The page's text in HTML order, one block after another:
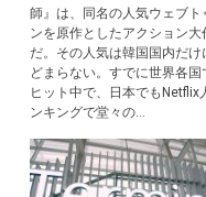
師』は、同名の人気ウェブト
ンを原作としたアクション大
だ。その人気は韓国国内だけ
どまらない。すでに世界各国
ヒット中で、日本でもNetflix
ンキングで堂々の...